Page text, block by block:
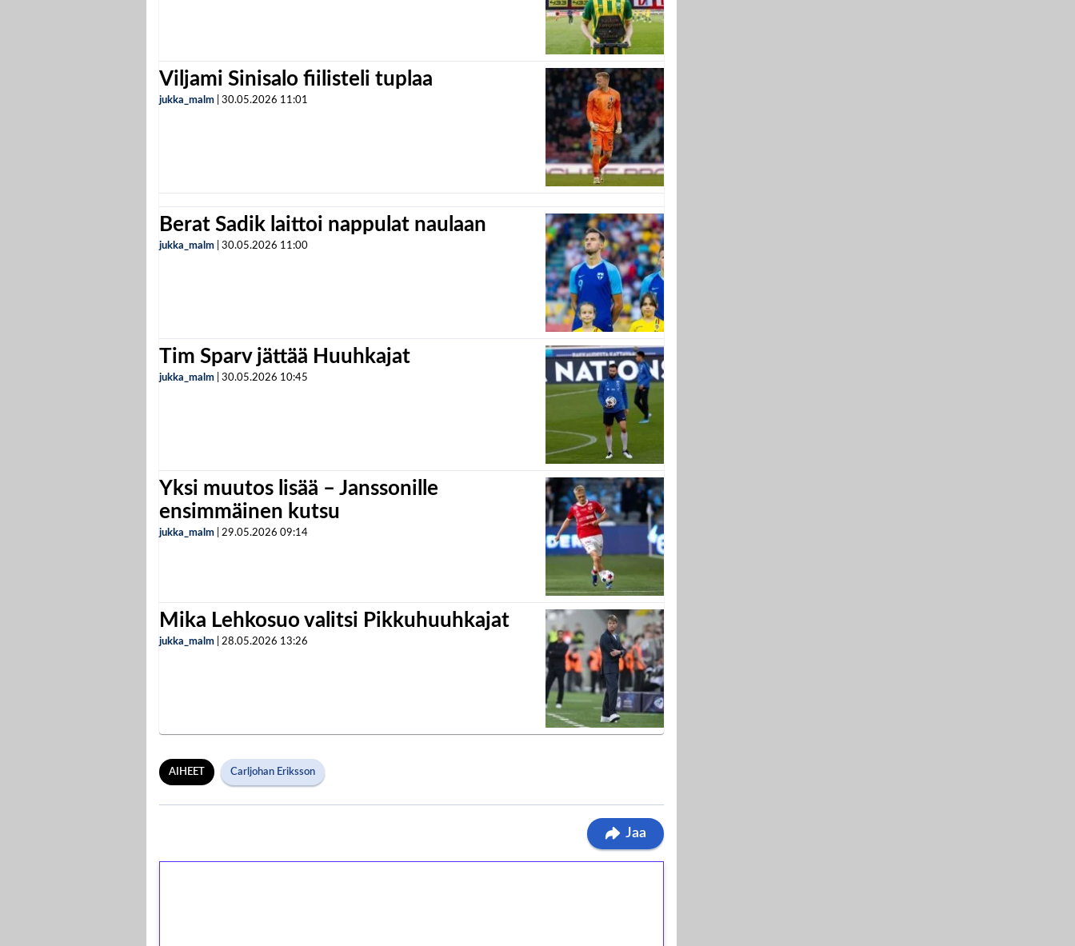
Viljami Sinisalo fiilisteli tuplaa
jukka_malm 30.05.2026 11:01
Berat Sadik laittoi nappulat naulaan
jukka_malm 30.05.2026 11:00
Tim Sparv jättää Huuhkajat
jukka_malm 30.05.2026 10:45
Yksi muutos lisää – Janssonille
ensimmäinen kutsu
jukka_malm 29.05.2026 09:14
Mika Lehkosuo valitsi Pikkuhuuhkajat
jukka_malm 28.05.2026 13:26
AIHEET Carljohan Eriksson
Jaa